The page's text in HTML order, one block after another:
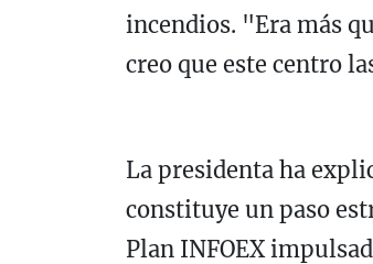
incendios. "Era más
creo que este centro
La presidenta ha
constituye un paso
Plan INFOEX